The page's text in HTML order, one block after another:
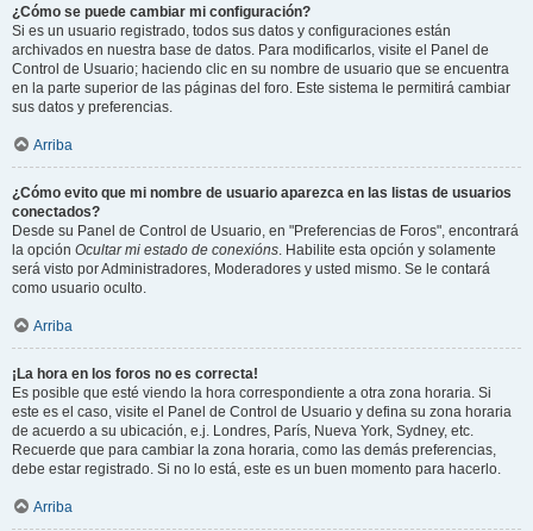
¿Cómo se puede cambiar mi configuración?
Si es un usuario registrado, todos sus datos y configuraciones están
archivados en nuestra base de datos. Para modificarlos, visite el Panel de
Control de Usuario; haciendo clic en su nombre de usuario que se encuentra
en la parte superior de las páginas del foro. Este sistema le permitirá cambiar
sus datos y preferencias.
Arriba
¿Cómo evito que mi nombre de usuario aparezca en las listas de usuarios
conectados?
Desde su Panel de Control de Usuario, en "Preferencias de Foros", encontrará
la opción Ocultar mi estado de conexións . Habilite esta opción y solamente
será visto por Administradores, Moderadores y usted mismo. Se le contará
como usuario oculto.
Arriba
¡La hora en los foros no es correcta!
Es posible que esté viendo la hora correspondiente a otra zona horaria. Si
este es el caso, visite el Panel de Control de Usuario y defina su zona horaria
de acuerdo a su ubicación, e.j. Londres, París, Nueva York, Sydney, etc.
Recuerde que para cambiar la zona horaria, como las demás preferencias,
debe estar registrado. Si no lo está, este es un buen momento para hacerlo.
Arriba